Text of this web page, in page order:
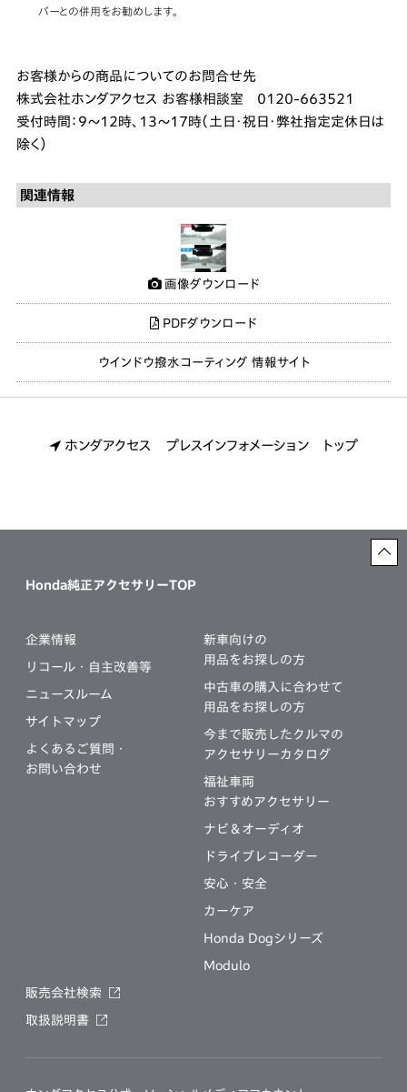
バーとの併用をお勧めします。
お客様からの商品についてのお問合せ先
株式会社ホンダアクセス お客様相談室 0120-663521
受付時間：9～12時、13～17時（土日･祝日･弊社指定定休日は
除く）
関連情報
画像ダウンロード
PDFダウンロード
ウインドウ撥水コーティング 情報サイト
ホンダアクセス プレスインフォメーション トップ
Honda純正アクセサリーTOP
企業情報
リコール・自主改善等
ニュースルーム
サイトマップ
よくあるご質問・
お問い合わせ
新車向けの
用品をお探しの方
中古車の購入に合わせて
用品をお探しの方
今まで販売したクルマの
アクセサリーカタログ
福祉車両
おすすめアクセサリー
ナビ＆オーディオ
ドライブレコーダー
安心・安全
カーケア
Honda Dogシリーズ
Modulo
販売会社検索
取扱説明書